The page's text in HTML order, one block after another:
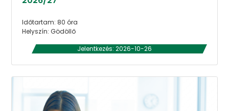
Időtartam: 80 óra
Helyszín: Gödöllő
Jelentkezés: 2026-10-26